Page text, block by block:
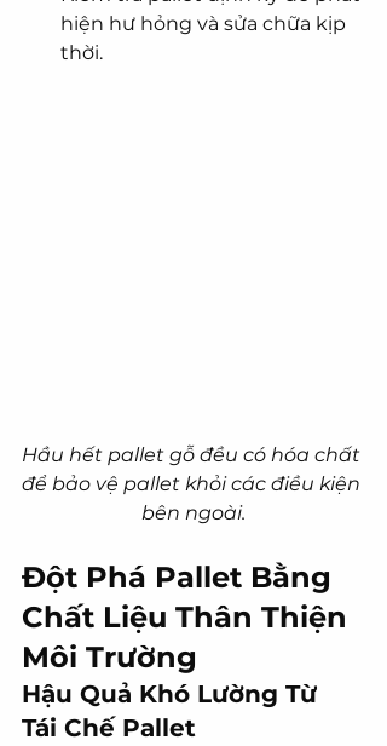
hiện hư hỏng và sửa chữa kịp
thời.
Hầu hết pallet gỗ đều có hóa chất
để bảo vệ pallet khỏi các điều kiện
bên ngoài.
Đột Phá Pallet Bằng
Chất Liệu Thân Thiện
Môi Trường
Hậu Quả Khó Lường Từ
Tái Chế Pallet